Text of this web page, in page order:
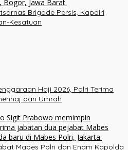
Brigade Persis, Kapolri
Kesatuan
Haji 2026, Polri Terima
dan Umrah
Mabes Polri dan Enam Kapolda